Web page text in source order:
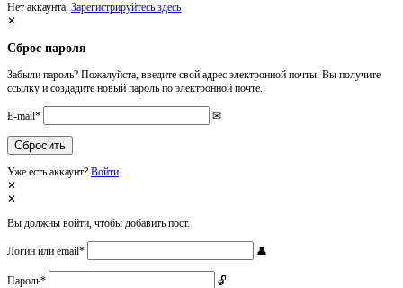
Нет аккаунта, Зарегистрируйтесь здесь
Сброс пароля
Забыли пароль? Пожалуйста, введите свой адрес электронной почты. Вы получите
ссылку и создадите новый пароль по электронной почте.
E-mail*
Уже есть аккаунт? Войти
Вы должны войти, чтобы добавить пост.
Логин или email*
Пароль*